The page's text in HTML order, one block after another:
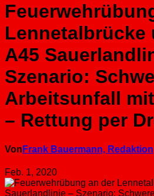
Lennetalbrücke
A45
Szenario:
Arbeitsunfall
– Rettung per
Von Frank Bauermann, Redaktion
Feb. 1, 2020